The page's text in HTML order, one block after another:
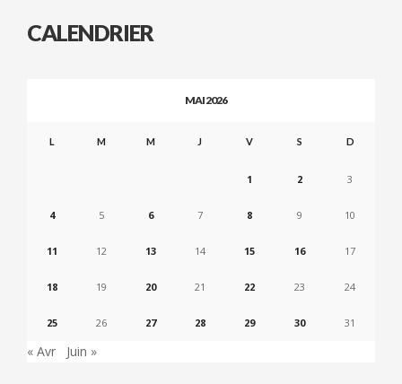
CALENDRIER
MAI 2026
L M M J V S D
1 2 3
4 5 6 7 8 9 10
11 12 13 14 15 16 17
18 19 20 21 22 23 24
25 26 27 28 29 30 31
« Avr Juin »